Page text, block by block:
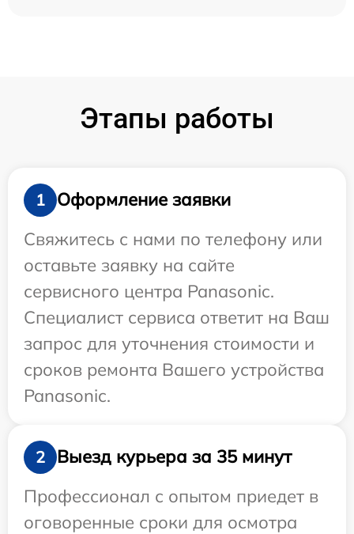
Этапы работы
1
Оформление заявки
Свяжитесь с нами по телефону или
оставьте заявку на сайте
сервисного центра Panasonic.
Специалист сервиса ответит на Ваш
запрос для уточнения стоимости и
сроков ремонта Вашего устройства
Panasonic.
2
Выезд курьера за 35 минут
Профессионал с опытом приедет в
оговоренные сроки для осмотра